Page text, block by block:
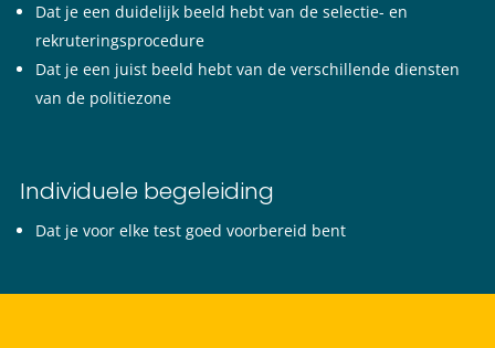
Dat je een duidelijk beeld hebt van de selectie- en
rekruteringsprocedure
Dat je een juist beeld hebt van de verschillende diensten
van de politiezone
Individuele begeleiding
Dat je voor elke test goed voorbereid bent